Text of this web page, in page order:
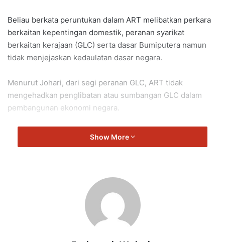
Beliau berkata peruntukan dalam ART melibatkan perkara
berkaitan kepentingan domestik, peranan syarikat
berkaitan kerajaan (GLC) serta dasar Bumiputera namun
tidak menjejaskan kedaulatan dasar negara.
Menurut Johari, dari segi peranan GLC, ART tidak
mengehadkan penglibatan atau sumbangan GLC dalam
pembangunan ekonomi negara.
Kerajaan kekal mempunyai kuasa penuh untuk menentukan
bentuk sokongan yang bersesuaian termasuk inisiatif bagi
“Bagi aspek cukai digital pula, ART tidak menghalang
Malaysia daripada mengenakan cukai digital selagi
pelaksanaannya tidak bersifat mendiskriminasi terhadap
Show More